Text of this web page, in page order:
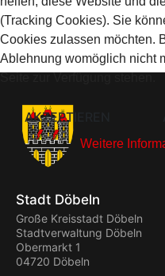
Stadt Döbeln
Große Kreisstadt Döbeln
Stadtverwaltung Döbeln
Obermarkt 1
04720 Döbeln
(Tracking Cookies). Sie
Cookies zulassen möchten.
Ablehnung womöglich nicht
AKZEPTIEREN
Weitere